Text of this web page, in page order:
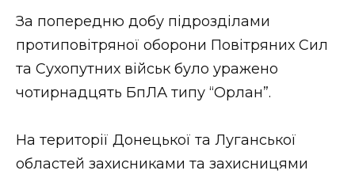
За попередню добу підрозділами
протиповітряної оборони Повітряних Сил
та Сухопутних військ було уражено
чотирнадцять БпЛА типу “Орлан”.
На території Донецької та Луганської
областей захисниками та захисницями